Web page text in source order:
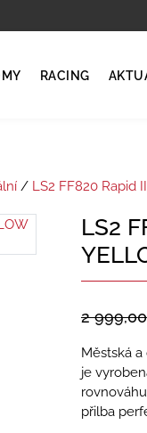
RACING
/ LS2 FF820 Rapid
LS2
2
Městská
je
přilba